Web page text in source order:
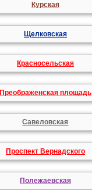
Курская
Щелковская
Красносельская
Преображенская площадь
Савеловская
Проспект Вернадского
Полежаевская